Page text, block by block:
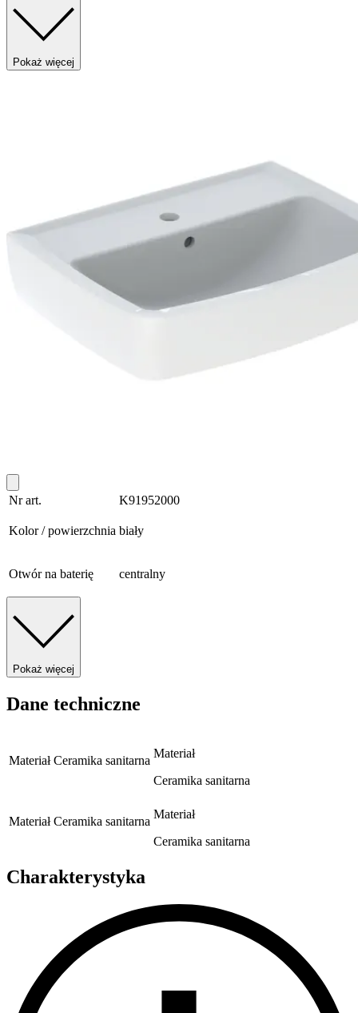
Pokaż więcej
Nr art. K91952000
Kolor / powierzchnia biały
Otwór na baterię centralny
Pokaż więcej
Dane techniczne
Materiał Ceramika sanitarna
Materiał
Ceramika sanitarna
Materiał Ceramika sanitarna
Materiał
Ceramika sanitarna
Charakterystyka